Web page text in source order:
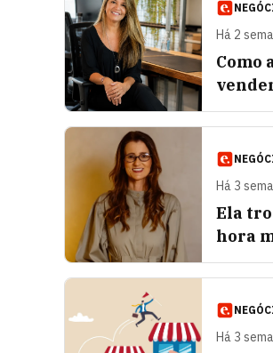
Há 2
Como
Há 3
Ela
hora
Há 3